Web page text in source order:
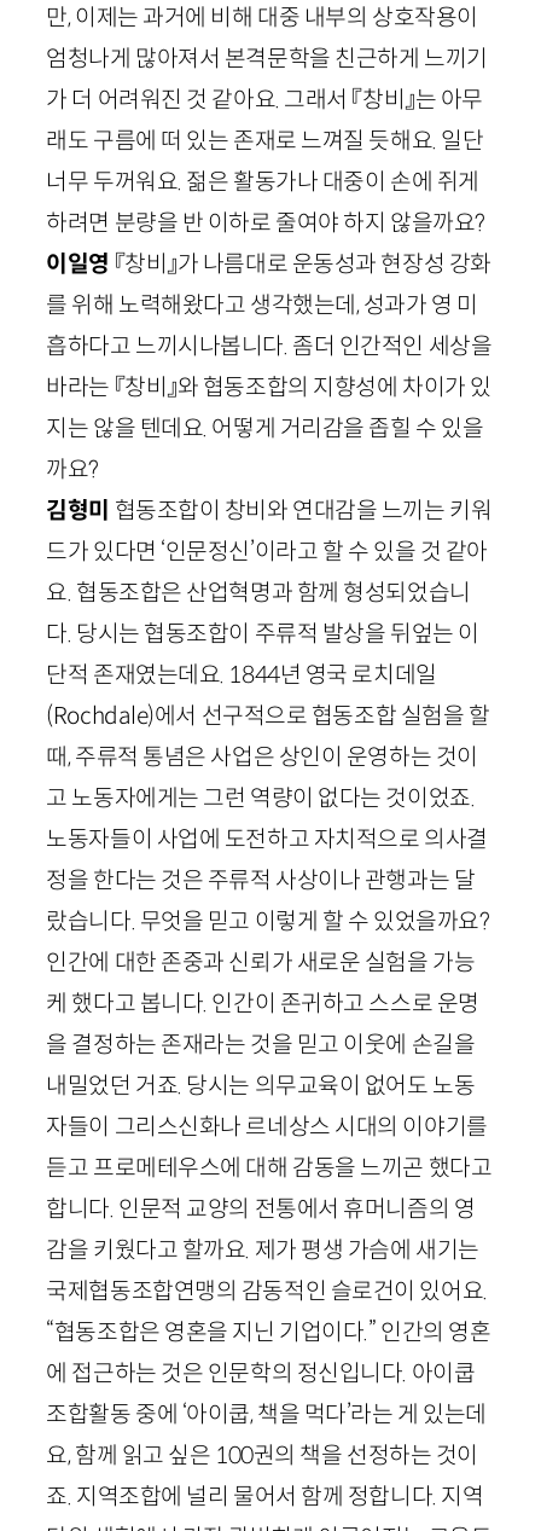
만, 이제는 과거에 비해 대중 내부의 상호작용이
엄청나게 많아져서 본격문학을 친근하게 느끼기
가 더 어려워진 것 같아요. 그래서 『창비』는 아무
래도 구름에 떠 있는 존재로 느껴질 듯해요. 일단
너무 두꺼워요. 젊은 활동가나 대중이 손에 쥐게
하려면 분량을 반 이하로 줄여야 하지 않을까요?
이일영 『창비』가 나름대로 운동성과 현장성 강화
를 위해 노력해왔다고 생각했는데, 성과가 영 미
흡하다고 느끼시나봅니다. 좀더 인간적인 세상을
바라는 『창비』와 협동조합의 지향성에 차이가 있
지는 않을 텐데요. 어떻게 거리감을 좁힐 수 있을
까요?
김형미 협동조합이 창비와 연대감을 느끼는 키워
드가 있다면 ‘인문정신’이라고 할 수 있을 것 같아
요. 협동조합은 산업혁명과 함께 형성되었습니
다. 당시는 협동조합이 주류적 발상을 뒤엎는 이
단적 존재였는데요. 1844년 영국 로치데일
(Rochdale)에서 선구적으로 협동조합 실험을 할
때, 주류적 통념은 사업은 상인이 운영하는 것이
고 노동자에게는 그런 역량이 없다는 것이었죠.
노동자들이 사업에 도전하고 자치적으로 의사결
정을 한다는 것은 주류적 사상이나 관행과는 달
랐습니다. 무엇을 믿고 이렇게 할 수 있었을까요?
인간에 대한 존중과 신뢰가 새로운 실험을 가능
케 했다고 봅니다. 인간이 존귀하고 스스로 운명
을 결정하는 존재라는 것을 믿고 이웃에 손길을
내밀었던 거죠. 당시는 의무교육이 없어도 노동
자들이 그리스신화나 르네상스 시대의 이야기를
듣고 프로메테우스에 대해 감동을 느끼곤 했다고
합니다. 인문적 교양의 전통에서 휴머니즘의 영
감을 키웠다고 할까요. 제가 평생 가슴에 새기는
국제협동조합연맹의 감동적인 슬로건이 있어요.
“협동조합은 영혼을 지닌 기업이다.” 인간의 영혼
에 접근하는 것은 인문학의 정신입니다. 아이쿱
조합활동 중에 ‘아이쿱, 책을 먹다’라는 게 있는데
요, 함께 읽고 싶은 100권의 책을 선정하는 것이
죠. 지역조합에 널리 물어서 함께 정합니다. 지역